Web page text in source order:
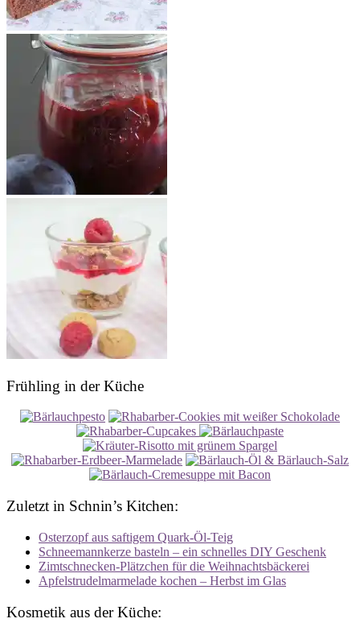
Frühling in der Küche
Zuletzt in Schnin’s Kitchen:
Osterzopf aus saftigem Quark-Öl-Teig
Schneemannkerze basteln – ein schnelles DIY Geschenk
Zimtschnecken-Plätzchen für die Weihnachtsbäckerei
Apfelstrudelmarmelade kochen – Herbst im Glas
Kosmetik aus der Küche: